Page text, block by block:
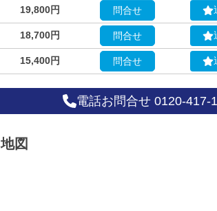
19,800円 問合せ
18,700円 問合せ
15,400円 問合せ
電話お問合せ 0120-417-
地図